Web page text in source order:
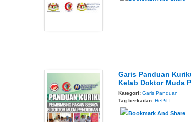
Garis Panduan
Kelab Doktor Muda
Kategori: Garis Panduan
Tag berkaitan: HePiLI